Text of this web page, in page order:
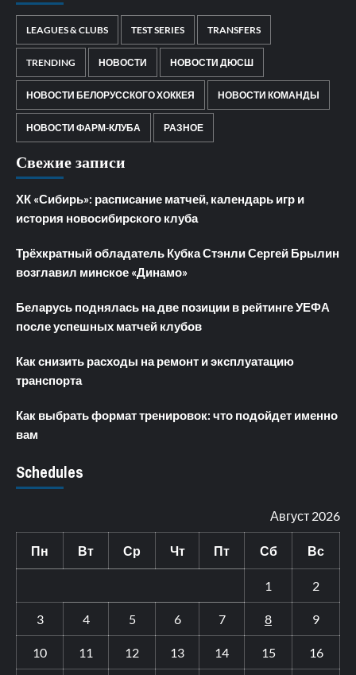
LEAGUES & CLUBS TEST SERIES TRANSFERS
TRENDING НОВОСТИ НОВОСТИ ДЮСШ
НОВОСТИ БЕЛОРУССКОГО ХОККЕЯ НОВОСТИ КОМАНДЫ
НОВОСТИ ФАРМ-КЛУБА РАЗНОЕ
Свежие записи
ХК «Сибирь»: расписание матчей, календарь игр и
история новосибирского клуба
Трёхкратный обладатель Кубка Стэнли Сергей Брылин
возглавил минское «Динамо»
Беларусь поднялась на две позиции в рейтинге УЕФА
после успешных матчей клубов
Как снизить расходы на ремонт и эксплуатацию
транспорта
Как выбрать формат тренировок: что подойдет именно
вам
Schedules
Август 2026
Пн Вт Ср Чт Пт Сб Вс
1 2
3 4 5 6 7 8 9
10 11 12 13 14 15 16